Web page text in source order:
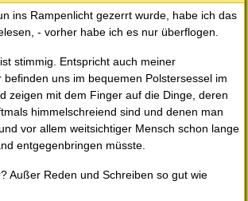
ins Rampenlicht gezerrt wurde, habe ich das
- vorher habe ich es nur überflogen.
stimmig. Entspricht auch meiner
befinden uns im bequemen Polstersessel im
zeigen mit dem Finger auf die Dinge, deren
himmelschreiend sind und denen man
vor allem weitsichtiger Mensch schon lange
entgegenbringen müsste.
Außer Reden und Schreiben so gut wie